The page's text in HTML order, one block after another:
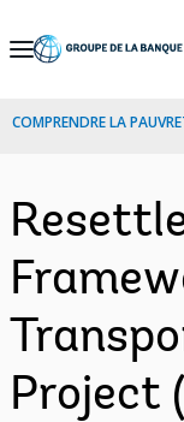
Skip
Navigation
COMPRENDRE LA
Project